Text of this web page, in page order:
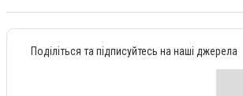
Поділіться та підписуйтесь на наші джерела